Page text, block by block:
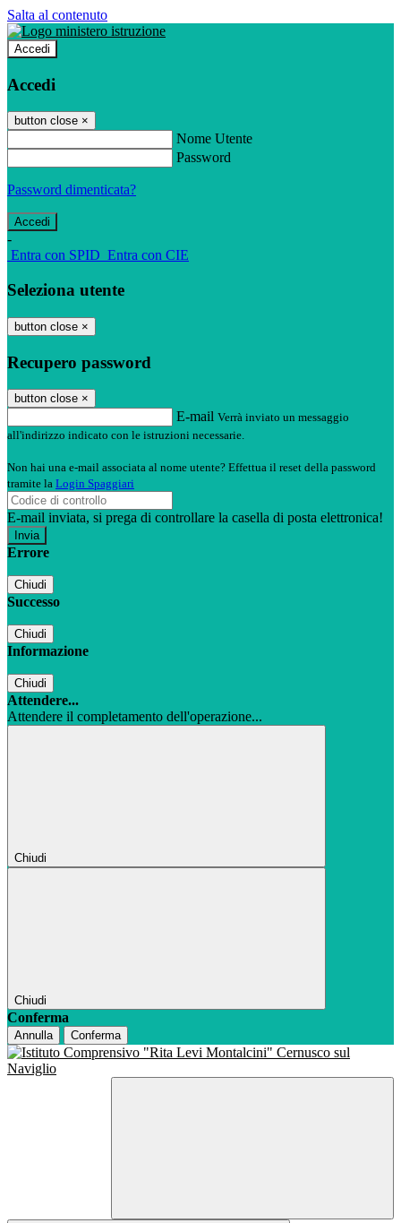
Salta al contenuto
Accedi
Accedi
button close ×
Nome Utente
Password
Password dimenticata?
-
Entra con SPID Entra con CIE
Seleziona utente
button close ×
Recupero password
button close ×
E-mail Verrà inviato un messaggio
all'indirizzo indicato con le istruzioni necessarie.
Non hai una e-mail associata al nome utente? Effettua il reset della password
tramite la Login Spaggiari
E-mail inviata, si prega di controllare la casella di posta elettronica!
Errore
Chiudi
Successo
Chiudi
Informazione
Chiudi
Attendere...
Attendere il completamento dell'operazione...
Chiudi
Chiudi
Conferma
Annulla Conferma